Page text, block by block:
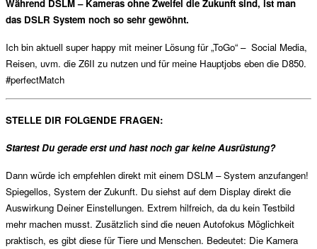
Während DSLM – Kameras ohne Zweifel die Zukunft sind, ist man
das DSLR System noch so sehr gewöhnt.
Ich bin aktuell super happy mit meiner Lösung für „ToGo“ – Social Media,
Reisen, uvm. die Z6II zu nutzen und für meine Hauptjobs eben die D850.
#perfectMatch
STELLE DIR FOLGENDE FRAGEN:
Startest Du gerade erst und hast noch gar keine Ausrüstung?
Dann würde ich empfehlen direkt mit einem DSLM – System anzufangen!
Spiegellos, System der Zukunft. Du siehst auf dem Display direkt die
Auswirkung Deiner Einstellungen. Extrem hilfreich, da du kein Testbild
mehr machen musst. Zusätzlich sind die neuen Autofokus Möglichkeit
praktisch, es gibt diese für Tiere und Menschen. Bedeutet: Die Kamera